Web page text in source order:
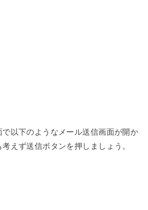
以下のようなメール送信画面が開か
えず送信ボタンを押しましょう。